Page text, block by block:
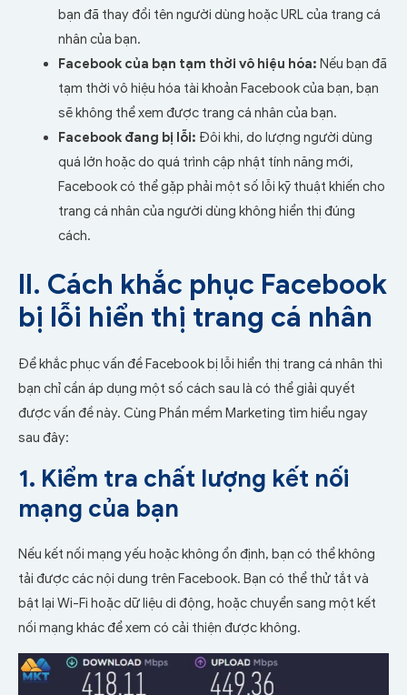
bạn đã thay đổi tên người dùng hoặc URL của trang cá
nhân của bạn.
Facebook của bạn tạm thời vô hiệu hóa: Nếu bạn đã
tạm thời vô hiệu hóa tài khoản Facebook của bạn, bạn
sẽ không thể xem được trang cá nhân của bạn.
Facebook đang bị lỗi: Đôi khi, do lượng người dùng
quá lớn hoặc do quá trình cập nhật tính năng mới,
Facebook có thể gặp phải một số lỗi kỹ thuật khiến cho
trang cá nhân của người dùng không hiển thị đúng
cách.
II. Cách khắc phục Facebook
bị lỗi hiển thị trang cá nhân
Để khắc phục vấn đề Facebook bị lỗi hiển thị trang cá nhân thì
bạn chỉ cần áp dụng một số cách sau là có thể giải quyết
được vấn đề này. Cùng Phần mềm Marketing tìm hiểu ngay
sau đây:
1. Kiểm tra chất lượng kết nối
mạng của bạn
Nếu kết nối mạng yếu hoặc không ổn định, bạn có thể không
tải được các nội dung trên Facebook. Bạn có thể thử tắt và
bật lại Wi-Fi hoặc dữ liệu di động, hoặc chuyển sang một kết
nối mạng khác để xem có cải thiện được không.